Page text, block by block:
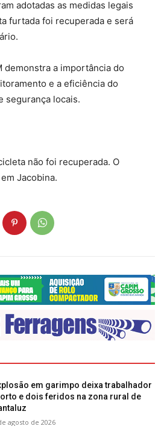
adotadas as medidas legais
furtada foi recuperada e será
demonstra a importância do
e a eficiência do
segurança locais.
não foi recuperada. O
Jacobina.
em garimpo deixa trabalhador
e dois feridos na zona rural de
agosto de 2026